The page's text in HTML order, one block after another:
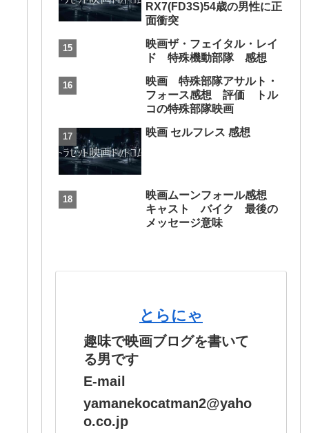
RX7(FD3S)54歳の男性に正
面衝突
映画ザ・フェイタル・レイ
ド 特殊機動部隊 感想
映画 特殊部隊アサルト・
フォース感想 評価 トル
コの特殊部隊映画
映画 セルフレス 感想
映画ムーンフォール感想
キャスト バイク 最後の
メッセージ意味
とらにゃ
趣味で映画ブログを書いて
る男です
E-mail
yamanekocatman2@yaho
o.co.jp